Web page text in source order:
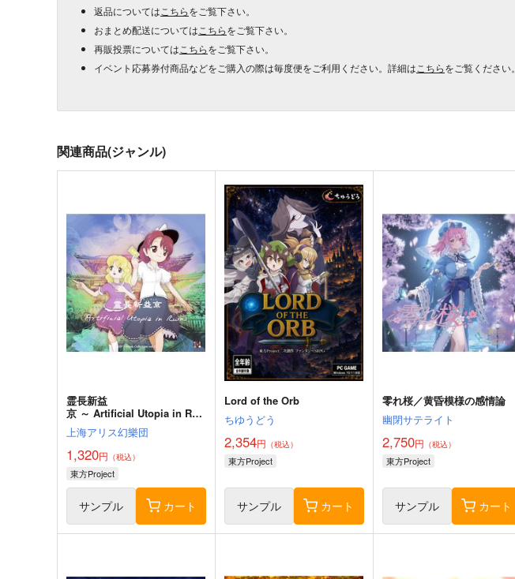
返品については こちらをご覧下さい。
おまとめ配送については こちらをご覧下さい。
再販投票については こちらをご覧下さい。
イベント応募券付商品などをご購入の際は毎度便をご利用ください。詳細は こちらをご覧ください。
関連商品(ジャンル)
霊長新益
京 ～ Artificial Utopia in Rui
ns.
上海アリス幻樂団
1,320円 （税込）
東方Project
サンプル カート
Lord of the Orb
ちゆうどう
2,354円 （税込）
東方Project
サンプル カート
零れ桜／黄昏模様の感情論
幽閉サテライト
2,750円 （税込）
東方Project
サンプル カート